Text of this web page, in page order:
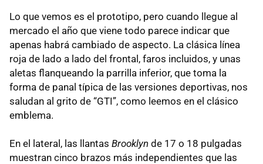
Lo que vemos es el prototipo, pero cuando llegue al
mercado el año que viene todo parece indicar que
apenas habrá cambiado de aspecto. La clásica línea
roja de lado a lado del frontal, faros incluidos, y unas
aletas flanqueando la parrilla inferior, que toma la
forma de panal típica de las versiones deportivas, nos
saludan al grito de “GTI”, como leemos en el clásico
emblema.
En el lateral, las llantas Brooklyn de 17 o 18 pulgadas
muestran cinco brazos más independientes que las